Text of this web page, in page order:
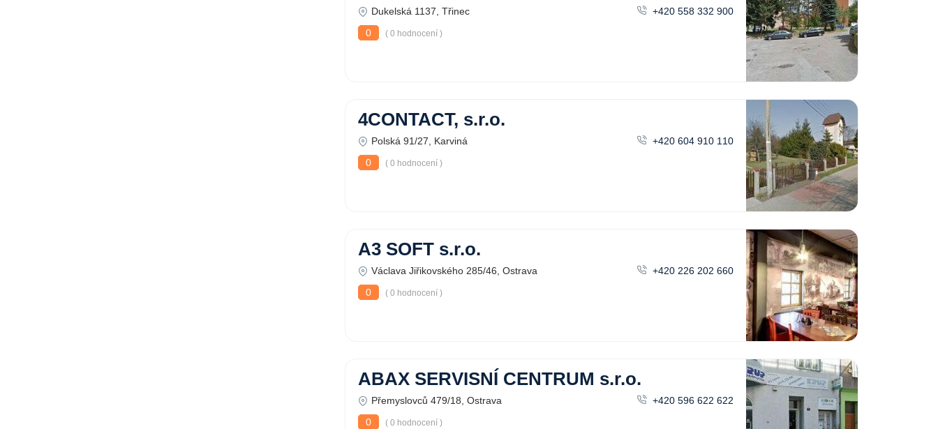
Dukelská 1137, Třinec
+420 558 332 900
0
( 0 hodnocení )
4CONTACT, s.r.o.
Polská 91/27, Karviná
+420 604 910 110
0
( 0 hodnocení )
A3 SOFT s.r.o.
Václava Jiřikovského 285/46, Ostrava
+420 226 202 660
0
( 0 hodnocení )
ABAX SERVISNÍ CENTRUM s.r.o.
Přemyslovců 479/18, Ostrava
+420 596 622 622
0
( 0 hodnocení )